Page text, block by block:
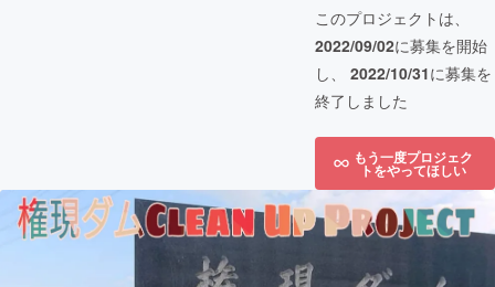
このプロジェクトは、
2022/09/02に募集を開始
し、 2022/10/31に募集を
終了しました
もう一度プロジェク
トをやってほしい